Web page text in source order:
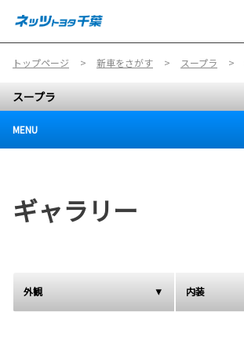
トップページ 新車をさがす スープラ
スープラ
MENU
ギャラリー
外観 内装